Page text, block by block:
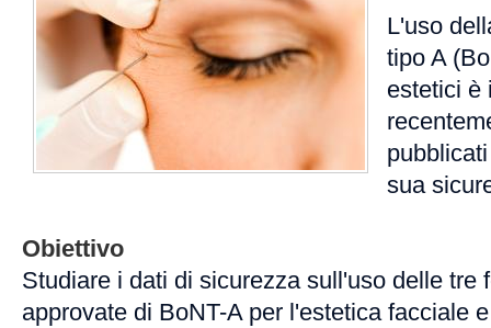
L'uso
tipo A
estetici è
sua
Obiettivo
Studiare i dati di sicurezza sull'uso delle tre
approvate di BoNT-A per l'estetica facciale